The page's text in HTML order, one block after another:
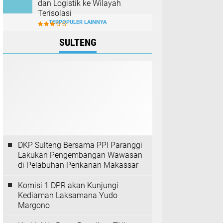
dan Logistik ke Wilayah
Terisolasi
TERPOPULER LAINNYA
SULTENG
DKP Sulteng Bersama PPI Paranggi
Lakukan Pengembangan Wawasan
di Pelabuhan Perikanan Makassar
Komisi 1 DPR akan Kunjungi
Kediaman Laksamana Yudo
Margono